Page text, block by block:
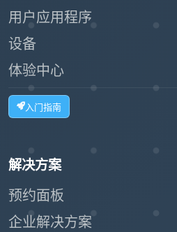
用户应用程序
设备
体验中心
入门指南
解决方案
预约面板
企业解决方案